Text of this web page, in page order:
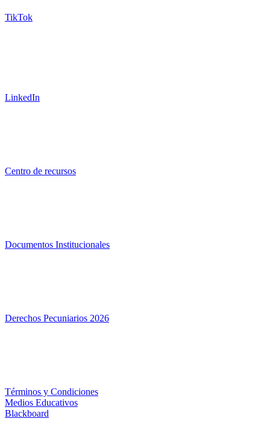
TikTok
LinkedIn
Centro de recursos
Documentos Institucionales
Derechos Pecuniarios 2026
Términos y Condiciones
Medios Educativos
Blackboard